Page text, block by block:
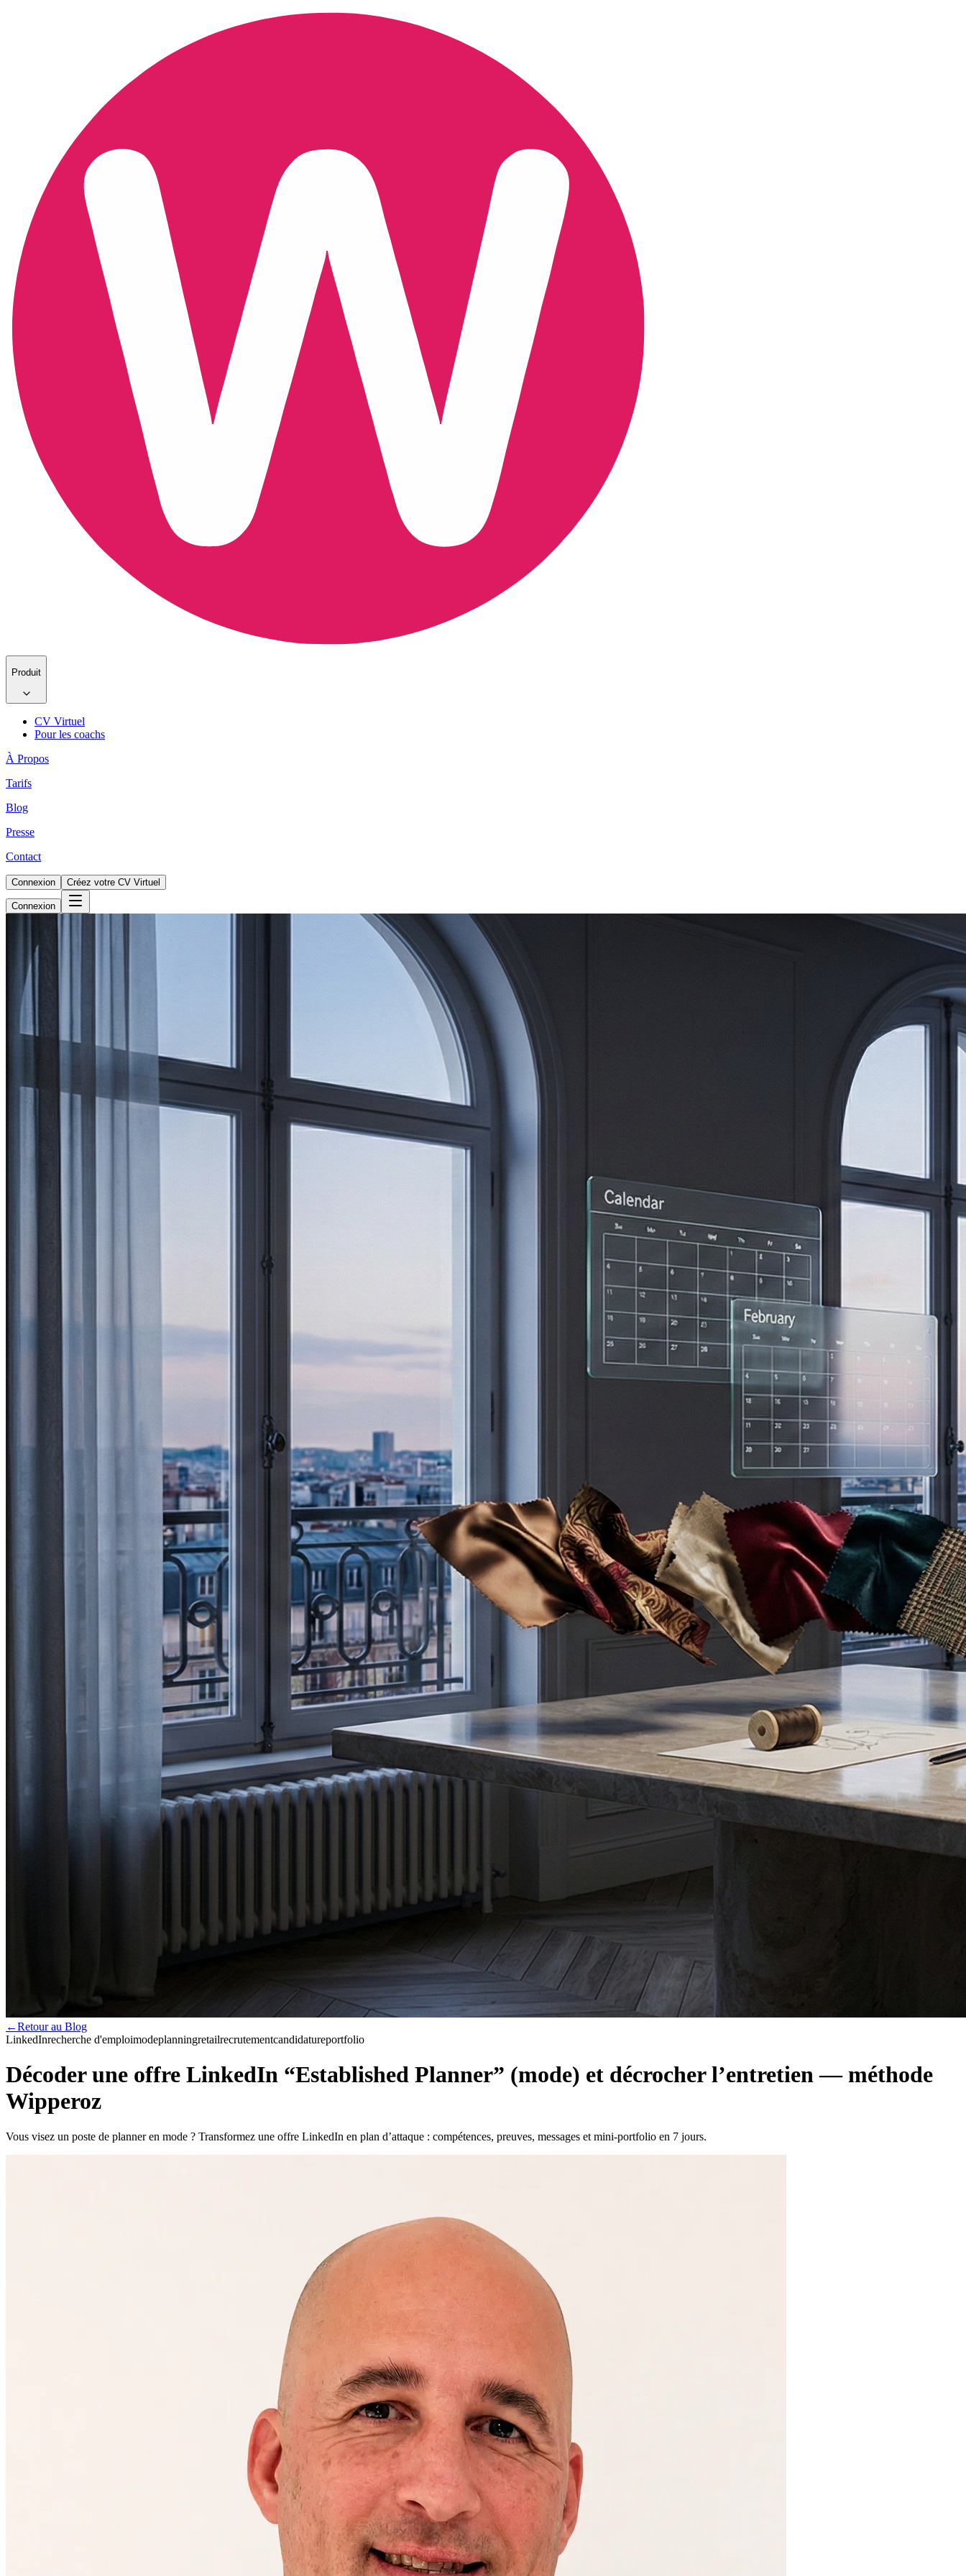
Produit
CV Virtuel
Pour les coachs
À Propos
Tarifs
Blog
Presse
Contact
Connexion Créez votre CV Virtuel
Connexion
←Retour au Blog
LinkedInrecherche d'emploimodeplanningretailrecrutementcandidatureportfolio
Décoder une offre LinkedIn “Established Planner” (mode) et décrocher l’entretien — méthode
Wipperoz
Vous visez un poste de planner en mode ? Transformez une offre LinkedIn en plan d’attaque : compétences, preuves, messages et mini-portfolio en 7 jours.